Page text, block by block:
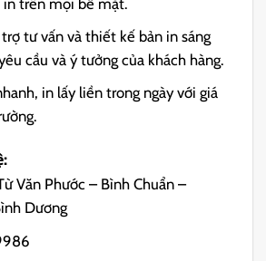
tư vấn và thiết kế bản in sáng
cầu và ý tưởng của khách hàng.
in lấy liền trong ngày với giá
Văn Phước – Bình Chuẩn –
Dương